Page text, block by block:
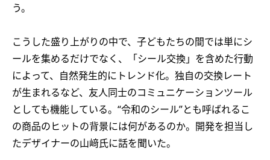
う。
こうした盛り上がりの中で、子どもたちの間では単にシ
ールを集めるだけでなく、「シール交換」を含めた行動
によって、自然発生的にトレンド化。独自の交換レート
が生まれるなど、友人同士のコミュニケーションツール
としても機能している。“令和のシール”とも呼ばれるこ
の商品のヒットの背景には何があるのか。開発を担当し
たデザイナーの山﨑氏に話を聞いた。